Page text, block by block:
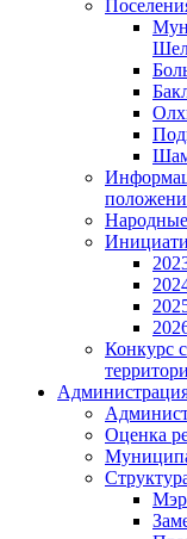
Конкурс
Оценка
Мэр